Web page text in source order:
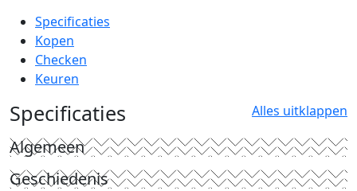
Specificaties
Kopen
Checken
Keuren
Specificaties Alles uitklappen
Algemeen
Geschiedenis